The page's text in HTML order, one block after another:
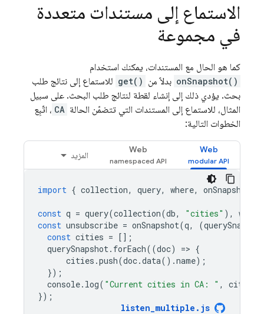
الاستماع إلى مستندات متعددة
في مجموعة
كما هو الحال مع المستندات، يمكنك استخدام
onSnapshot() بدلاً من get() للاستماع إلى نتائج طلب
بحث. يؤدي ذلك إلى إنشاء لقطة لنتائج طلب البحث. على سبيل
المثال، للاستماع إلى المستندات التي تتضمّن الحالة CA ، اتّبِع
الخطوات التالية:
Web
Web
المزيد
import { collection, query, where, onSnapshot
const q = query(collection(db, "cities" ), where
const unsubscribe = onSnapshot(q, (
const cities = [];
querySnapshot. forEach((doc) => {
cities .push(doc.data().name);
});
console. log( "Current cities in CA: " , cities
});
listen_multiple . js